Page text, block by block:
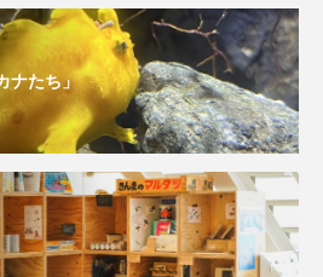
ヨウラククラゲ ヨコエビ
カ ラムサール条約
レシピ
ワカサギ ワカメ
ワレカラ
ナたち」